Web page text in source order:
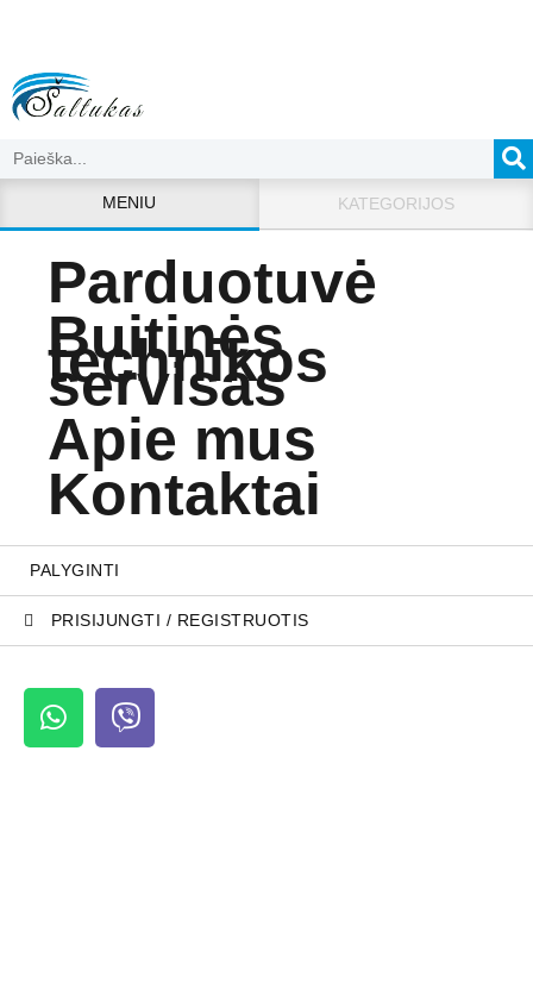
MENIU KATEGORIJOS
Parduotuvė
Buitinės
technikos
servisas
Apie mus
Kontaktai
PALYGINTI
PRISIJUNGTI / REGISTRUOTIS